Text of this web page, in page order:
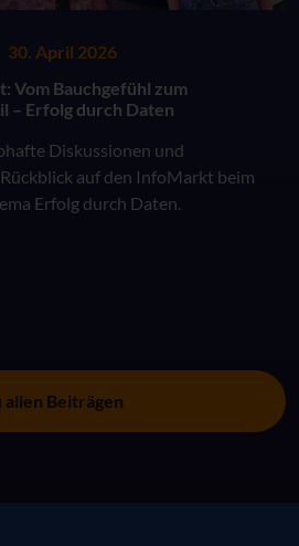
30. April 2026
Vom Bauchgefühl zum
Erfolg durch Daten
Diskussionen und
auf den InfoMarkt beim
Erfolg durch Daten.
allen Beiträgen